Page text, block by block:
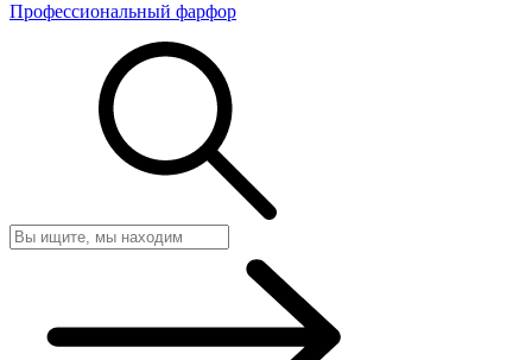
Профессиональный фарфор